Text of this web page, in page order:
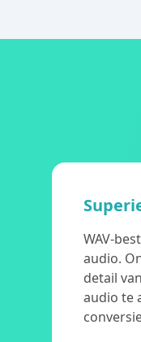
WAV-
audio.
detail
audio te